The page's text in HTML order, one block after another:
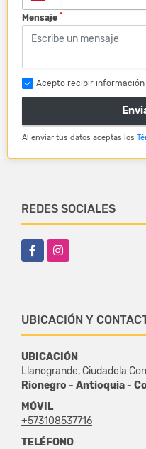
Mensaje *
Acepto recibir
Al enviar tus datos aceptas los
REDES SOCIALES
FacebookInstagram
UBICACIÓN Y
UBICACIÓN
Llanogrande, Ciudadela
Rionegro - Antioquia -
MÓVIL
+573108537716
TELÉFONO